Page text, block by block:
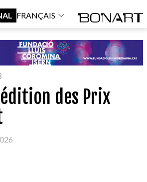
FRANÇAIS
des Prix